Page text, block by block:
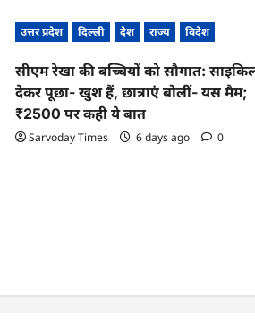
उत्तर प्रदेश दिल्ली देश राज्य विदेश
सीएम रेखा की बच्चियों को सौगात:
देकर पूछा- खुश हैं, छात्राएं बोलीं- यस मैम;
₹2500 पर कही ये बात
Sarvoday Times 6 days ago 0